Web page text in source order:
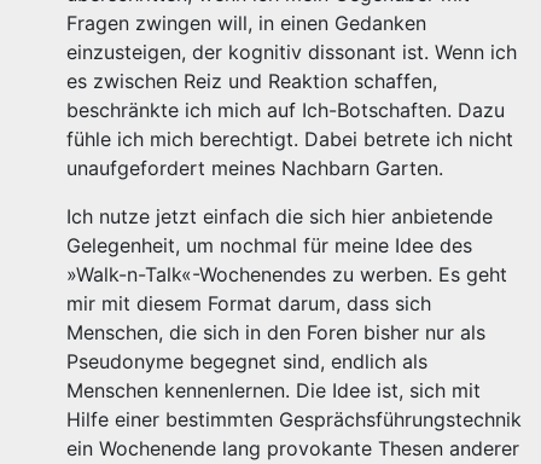
Fragen zwingen will, in einen Gedanken
einzusteigen, der kognitiv dissonant ist. Wenn ich
es zwischen Reiz und Reaktion schaffen,
beschränkte ich mich auf Ich-Botschaften. Dazu
fühle ich mich berechtigt. Dabei betrete ich nicht
unaufgefordert meines Nachbarn Garten.
Ich nutze jetzt einfach die sich hier anbietende
Gelegenheit, um nochmal für meine Idee des
»Walk-n-Talk«-Wochenendes zu werben. Es geht
mir mit diesem Format darum, dass sich
Menschen, die sich in den Foren bisher nur als
Pseudonyme begegnet sind, endlich als
Menschen kennenlernen. Die Idee ist, sich mit
Hilfe einer bestimmten Gesprächsführungstechnik
ein Wochenende lang provokante Thesen anderer